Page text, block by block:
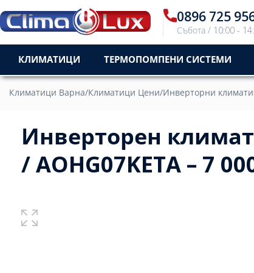
0896 725
Събота / 10:00 -
КЛИМАТИЦИ ТЕРМОПОМПЕНИ СИСТЕМИ
Климатици Варна/Климатици Цени/Инверторни
Инверторен
/ AOHG07KETA – 7